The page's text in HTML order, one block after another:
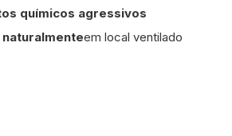
químicos agressivos
em local ventilado